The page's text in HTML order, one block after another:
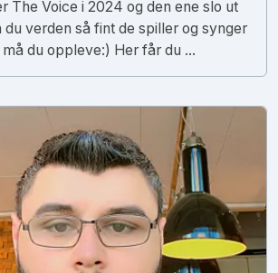
The Voice i 2024 og den ene slo ut
du verden så fint de spiller og synger
du oppleve:) Her får du ...